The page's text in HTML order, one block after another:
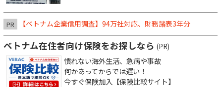
PR 【ベトナム企業信用調査】94万社対応、財務諸表3年分
ベトナム在住者向け保険をお探しなら (PR)
慣れない海外生活、急病や事故
何かあってからでは遅い！
今すぐ保険加入【保険比較サイト】